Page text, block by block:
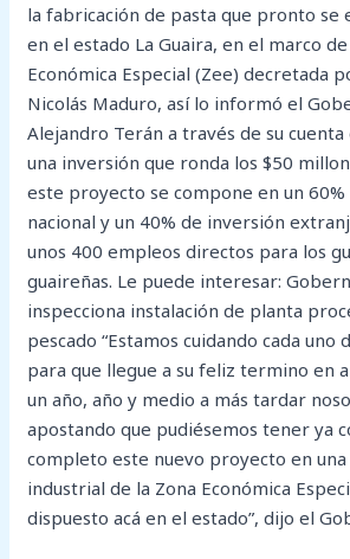
la fabricación de pasta que pronto se
en el estado La Guaira, en el marco
Económica Especial (Zee) decretada
Nicolás Maduro, así lo informó el
Alejandro Terán a través de su cuenta
una inversión que ronda los $50
este proyecto se compone en un
nacional y un 40% de inversión
unos 400 empleos directos para los
guaireñas. Le puede interesar:
inspecciona instalación de planta
pescado “Estamos cuidando cada uno
para que llegue a su feliz termino en
un año, año y medio a más tardar
apostando que pudiésemos tener ya
completo este nuevo proyecto en
industrial de la Zona Económica
dispuesto acá en el estado”, dijo el